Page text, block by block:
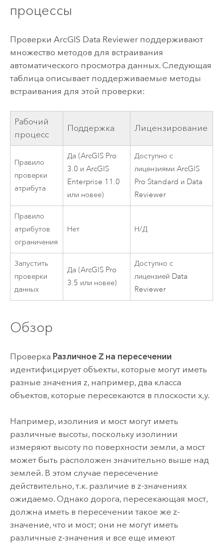
процессы
Проверки ArcGIS Data Reviewerподдерживают
множество методов для встраивания
автоматического просмотра данных. Следующая
таблица описывает поддерживаемые методы
встраивания для этой проверки:
Рабочий
процесс
Поддержка Лицензирование
Правило
проверки
атрибута
Да (ArcGIS Pro
3.0 иArcGIS
Enterprise 11.0
или новее)
Доступно с
лицензиямиArcGIS
Pro Standard и Data
Reviewer
Правило
атрибутов
ограничения
Нет Н/Д
Запустить
проверки
данных
Да (ArcGIS Pro
3.5 или новее)
Доступно с
лицензией Data
Reviewer
Обзор
Проверка Различное Z на пересечении
идентифицирует объекты, которые могут иметь
разные значения z, например, два класса
объектов, которые пересекаются в плоскости x,y.
Например, изолиния и мост могут иметь
различные высоты, поскольку изолинии
измеряют высоту по поверхности земли, а мост
может быть расположен значительно выше над
землей. В этом случае пересечение
действительно, т.к. различие в z-значениях
ожидаемо. Однако дорога, пересекающая мост,
должна иметь в пересечении такое же z-
значение, что и мост; они не могут иметь
различные z-значения и все еще имеют